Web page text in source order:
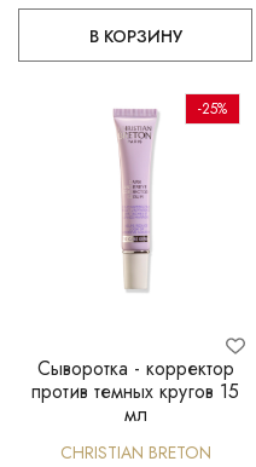
В КОРЗИНУ
Сыворотка - корректор
против темных кругов 15
мл
CHRISTIAN BRETON
-25%